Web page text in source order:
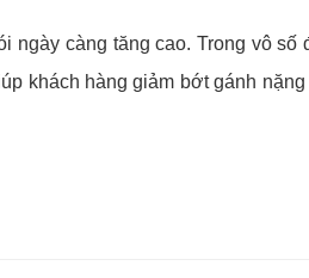
ngày càng tăng cao. Trong vô số
khách hàng giảm bớt gánh nặng